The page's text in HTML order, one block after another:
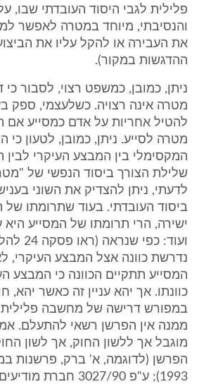
פלילית לגבי היסוד העובדתי שבו,
והנסיבתי, מיוחד במטרה לאפשר
ההדגשות במקור).
ניתן, כמובן, כמשפט רצוי, לסבור
מטרה אינה רצויה. כשלעצמי, ספק
להטיל אחריות על אדם כמסייע אם
מטרה לסייע. ניתן, כמובן, לטעון כי
המקסימלי בין המבצע העיקרי לבין
שלילת הצורך ביסוד הנפשי של
לדעתי, ניתן להצדיק את השוני
ביסוד העובדתי. בעוד שתרומתו של
ישירה, הרי תרומתו של המסייע היא
ועוד:
נדרשת כוונה אצל המבצע העיקרי,
המסייע תתקיים הכוונה כי המבצע
כוונתו. אך יהא עניין זה כאשר יהא,
במפורש דרישה של מחשבה פלילית
ממנה אין הפרשן רשאי להתעלם.
מוגבל אך ללשון החוק, אך לשון
1993); ע"פ 3027/90